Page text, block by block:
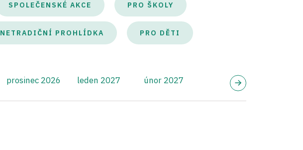
SPOLEČENSKÉ AKCE PRO ŠKOLY
NETRADIČNÍ PROHLÍDKA PRO DĚTI
prosinec 2026 leden 2027 únor 2027